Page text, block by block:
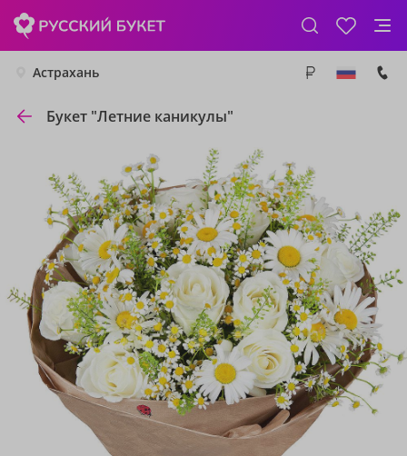
Астрахань
Букет "Летние каникулы"